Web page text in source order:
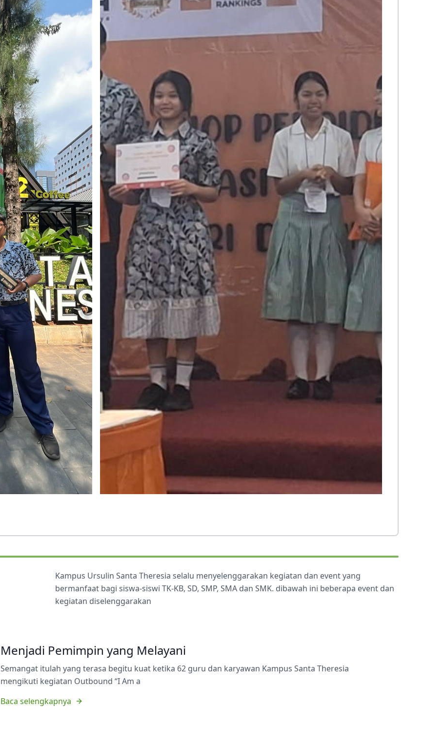
Kampus Ursulin Santa Theresia selalu menyelenggarakan kegiatan dan event yang
bermanfaat bagi siswa-siswi TK-KB, SD, SMP, SMA dan SMK. dibawah ini beberapa event dan
kegiatan diselenggarakan
Menjadi Pemimpin yang Melayani
Semangat itulah yang terasa begitu kuat ketika 62 guru dan karyawan Kampus Santa Theresia
mengikuti kegiatan Outbound “I Am a
Baca selengkapnya